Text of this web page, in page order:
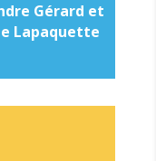
Gérard et
Lapaquette